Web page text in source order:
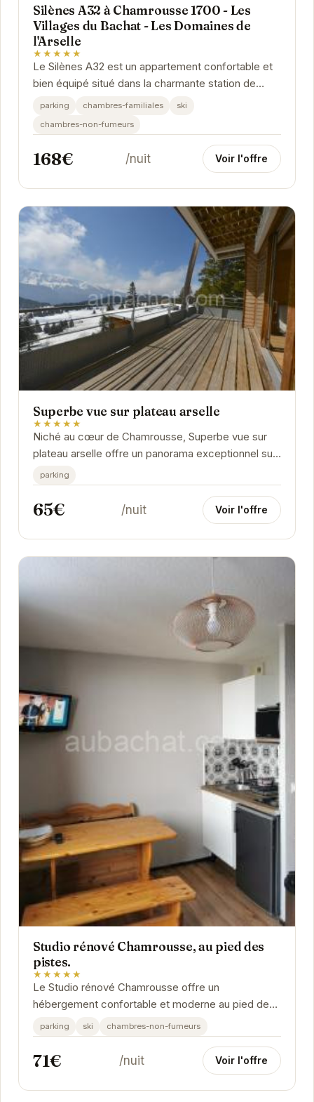
Silènes A32 à Chamrousse 1700 - Les
Villages du Bachat - Les Domaines de
l'Arselle
★★★★★
Le Silènes A32 est un appartement confortable et
bien équipé situé dans la charmante station de
Chamrousse 1700. Idéal pour les familles et les...
parking chambres-familiales
ski
chambres-non-fumeurs
168€ /nuit Voir l'offre
Superbe vue sur plateau arselle
★★★★★
Niché au cœur de Chamrousse, Superbe vue sur
plateau arselle offre un panorama exceptionnel sur
le Plateau d'Arselle. Cet hébergement
confortable...
parking
65€ /nuit Voir l'offre
Studio rénové Chamrousse, au pied des
pistes.
★★★★★
Le Studio rénové Chamrousse offre un
hébergement confortable et moderne au pied des
pistes. Avec son emplacement privilégié, vous
pourrez...
parking ski chambres-non-fumeurs
71€ /nuit Voir l'offre